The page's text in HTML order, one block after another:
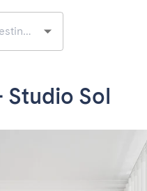
Studio Sol